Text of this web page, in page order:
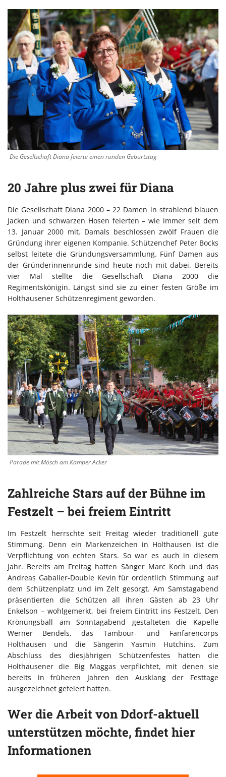
Die Gesellschaft Diana feierte einen runden Geburtstag
20 Jahre plus zwei für Diana
Die Gesellschaft Diana 2000 – 22 Damen in strahlend blauen
Jacken und schwarzen Hosen feierten – wie immer seit dem
13. Januar 2000 mit. Damals beschlossen zwölf Frauen die
Gründung ihrer eigenen Kompanie. Schützenchef Peter Bocks
selbst leitete die Gründungsversammlung. Fünf Damen aus
der Gründerinnenrunde sind heute noch mit dabei. Bereits
vier Mal stellte die Gesellschaft Diana 2000 die
Regimentskönigin. Längst sind sie zu einer festen Größe im
Holthausener Schützenregiment geworden.
Parade mit Mösch am Kamper Acker
Zahlreiche Stars auf der Bühne im
Festzelt – bei freiem Eintritt
Im Festzelt herrschte seit Freitag wieder traditionell gute
Stimmung. Denn ein Markenzeichen in Holthausen ist die
Verpflichtung von echten Stars. So war es auch in diesem
Jahr. Bereits am Freitag hatten Sänger Marc Koch und das
Andreas Gabalier-Double Kevin für ordentlich Stimmung auf
dem Schützenplatz und im Zelt gesorgt. Am Samstagabend
präsentierten die Schützen all ihren Gästen ab 23 Uhr
Enkelson – wohlgemerkt, bei freiem Eintritt ins Festzelt. Den
Krönungsball am Sonntagabend gestalteten die Kapelle
Werner Bendels, das Tambour- und Fanfarencorps
Holthausen und die Sängerin Yasmin Hutchins. Zum
Abschluss des diesjährigen Schützenfestes hatten die
Holthausener die Big Maggas verpflichtet, mit denen sie
bereits in früheren Jahren den Ausklang der Festtage
ausgezeichnet gefeiert hatten.
Wer die Arbeit von Ddorf-aktuell
unterstützen möchte, findet hier
Informationen